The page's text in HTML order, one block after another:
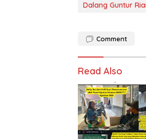
Dalang Guntur
Comment
Read Also